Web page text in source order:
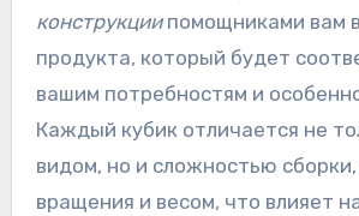
конструкциипомощниками вам
продукта, который будет
вашим потребностям и
Каждый кубик отличается не
видом, но и сложностью
вращения и весом, что влияет